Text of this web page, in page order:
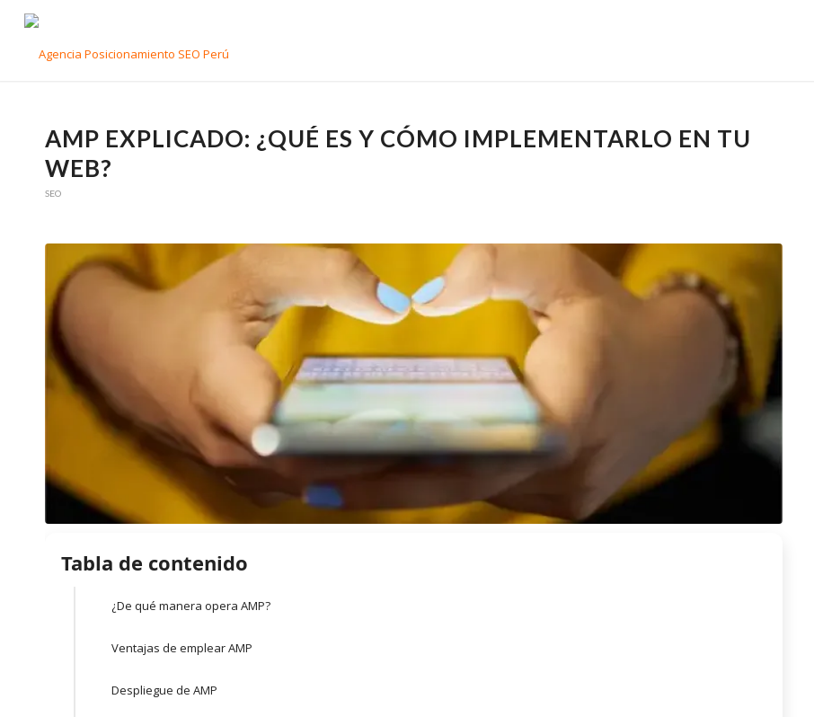
AMP EXPLICADO: ¿QUÉ ES Y CÓMO IMPLEMENTARLO EN TU
WEB?
SEO
Tabla de contenido
¿De qué manera opera AMP?
Ventajas de emplear AMP
Despliegue de AMP